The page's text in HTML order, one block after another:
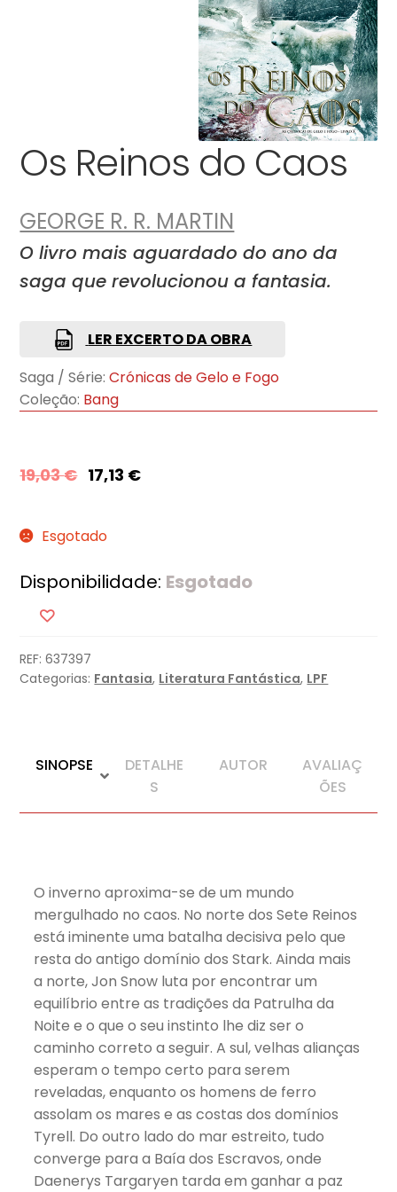
Os Reinos do Caos
GEORGE R. R. MARTIN
O livro mais aguardado do ano da
saga que revolucionou a fantasia.
LER EXCERTO DA OBRA
Saga / Série: Crónicas de Gelo e Fogo
Coleção: Bang
19,03€ 17,13 €
Esgotado
Disponibilidade: Esgotado
REF:637397
Categorias: Fantasia, Literatura Fantástica, LPF
SINOPSE
DETALHE
S
AUTOR
AVALIAÇ
ÕES
O inverno aproxima-se de um mundo
mergulhado no caos. No norte dos Sete Reinos
está iminente uma batalha decisiva pelo que
resta do antigo domínio dos Stark. Ainda mais
a norte, Jon Snow luta por encontrar um
equilíbrio entre as tradições da Patrulha da
Noite e o que o seu instinto lhe diz ser o
caminho correto a seguir. A sul, velhas alianças
esperam o tempo certo para serem
reveladas, enquanto os homens de ferro
assolam os mares e as costas dos domínios
Tyrell. Do outro lado do mar estreito, tudo
converge para a Baía dos Escravos, onde
Daenerys Targaryen tarda em ganhar a paz